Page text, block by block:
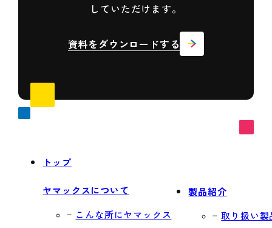
していただけます。
資料をダウンロードする
トップ
ヤマックスについて
こんな所にヤマックス
製品紹介
取り扱い製